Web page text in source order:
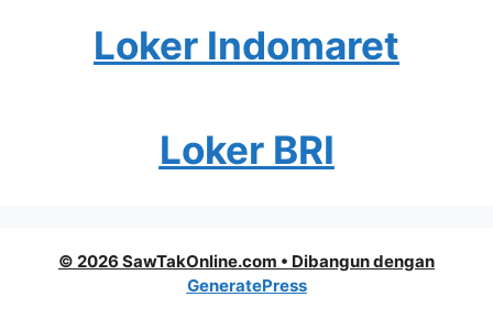
Loker Indomaret
Loker BRI
© 2026 SawTakOnline.com • Dibangun dengan
GeneratePress